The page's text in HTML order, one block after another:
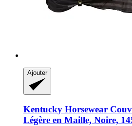
Ajouter
Kentucky Horsewear
Légère en Maille, Noire,